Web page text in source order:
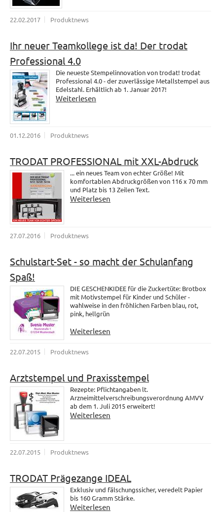
22.02.2017 Produktnews
Ihr neuer Teamkollege ist da! Der trodat
Professional 4.0
Die neueste Stempelinnovation von trodat! trodat
Professional 4.0 - der zuverlässige Metallstempel aus
Edelstahl. Erhältlich ab 1. Januar 2017!
Weiterlesen
01.12.2016 Produktnews
TRODAT PROFESSIONAL mit XXL-Abdruck
... ein neues Team von echter Größe! Mit
komfortablen Abdruckgrößen von 116 x 70 mm
und Platz bis 13 Zeilen Text.
Weiterlesen
27.07.2016 Produktnews
Schulstart-Set - so macht der Schulanfang
Spaß!
DIE GESCHENKIDEE für die Zuckertüte: Brotbox
mit Motivstempel für Kinder und Schüler -
wahlweise in den fröhlichen Farben blau, rot,
pink, hellgrün
Weiterlesen
22.07.2015 Produktnews
Arztstempel und Praxisstempel
Rezepte: Pflichtangaben lt.
Arzneimittelverschreibungsverordnung AMVV
ab dem 1. Juli 2015 erweitert!
Weiterlesen
22.07.2015 Produktnews
TRODAT Prägezange IDEAL
Exklusiv und fälschungssicher, veredelt Papier
bis 160 Gramm Stärke.
Weiterlesen